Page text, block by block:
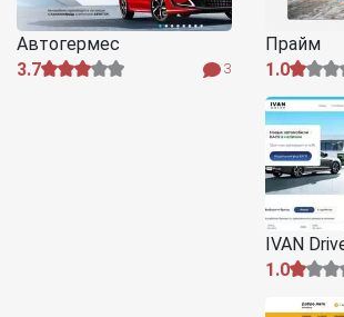
Автогермес
3.7
3
Прайм
1.0
IVAN
1.0